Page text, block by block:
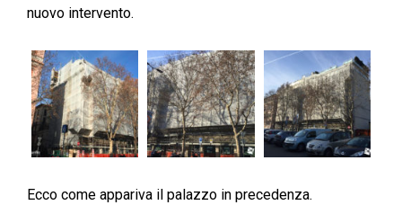
nuovo intervento.
Ecco come appariva il palazzo in precedenza.